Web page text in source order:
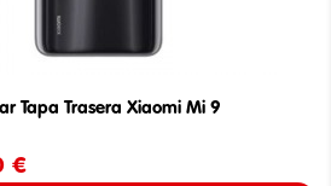
Tapa Trasera Xiaomi Mi 9
€